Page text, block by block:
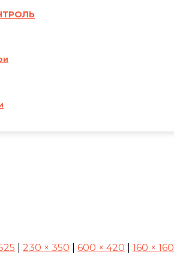
230 × 350 600 × 420 160 × 160